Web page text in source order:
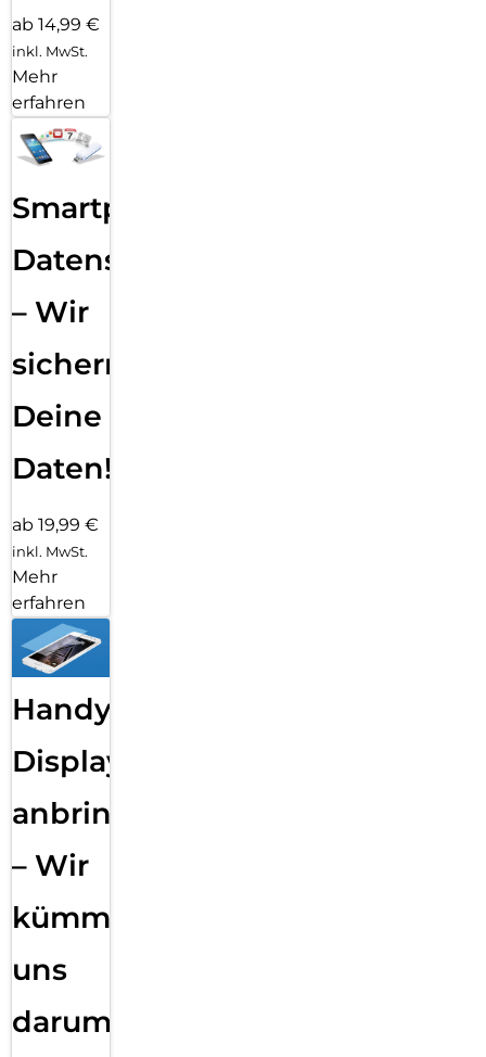
ab 14,99 €
inkl. MwSt.
Mehr
erfahren
Smartphone
Datensicherung
– Wir
sichern
Deine
Daten!
ab 19,99 €
inkl. MwSt.
Mehr
erfahren
Handy
Displayfolie
anbringen
– Wir
kümmern
uns
darum!